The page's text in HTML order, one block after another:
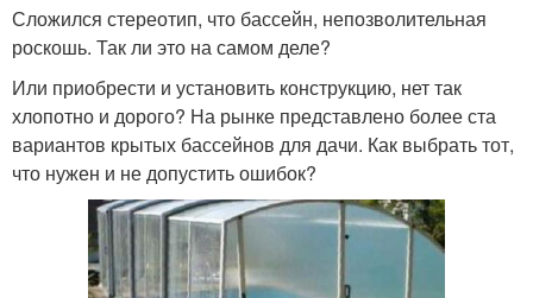
Сложился стереотип, что бассейн, непозволительная
роскошь. Так ли это на самом деле?
Или приобрести и установить конструкцию, нет так
хлопотно и дорого? На рынке представлено более ста
вариантов крытых бассейнов для дачи. Как выбрать тот,
что нужен и не допустить ошибок?